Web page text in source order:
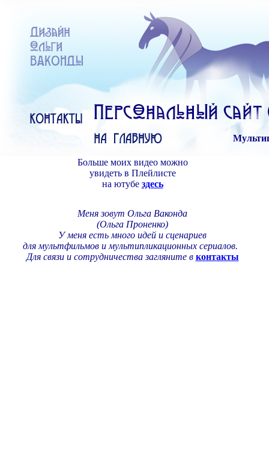
М
Больше моих видео можно
увидеть в Плейлисте
на ютубе здесь
Меня зовут Ольга Ваконда
(Ольга Проненко)
У меня есть много идей и сценариев
для мультфильмов и мультипликационных сериалов.
Для связи и сотрудничества загляните в контакты